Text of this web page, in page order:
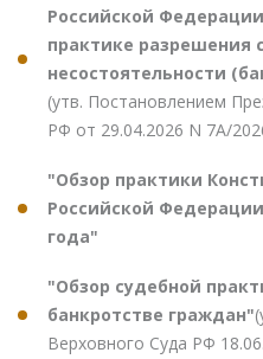
Российской
практике разрешения
несостоятельности
(утв. Постановлением
РФ от 29.04.2026 N 7А/
"Обзор практики
Российской
года"
"Обзор судебной
банкротстве граждан"
Верховного Суда РФ